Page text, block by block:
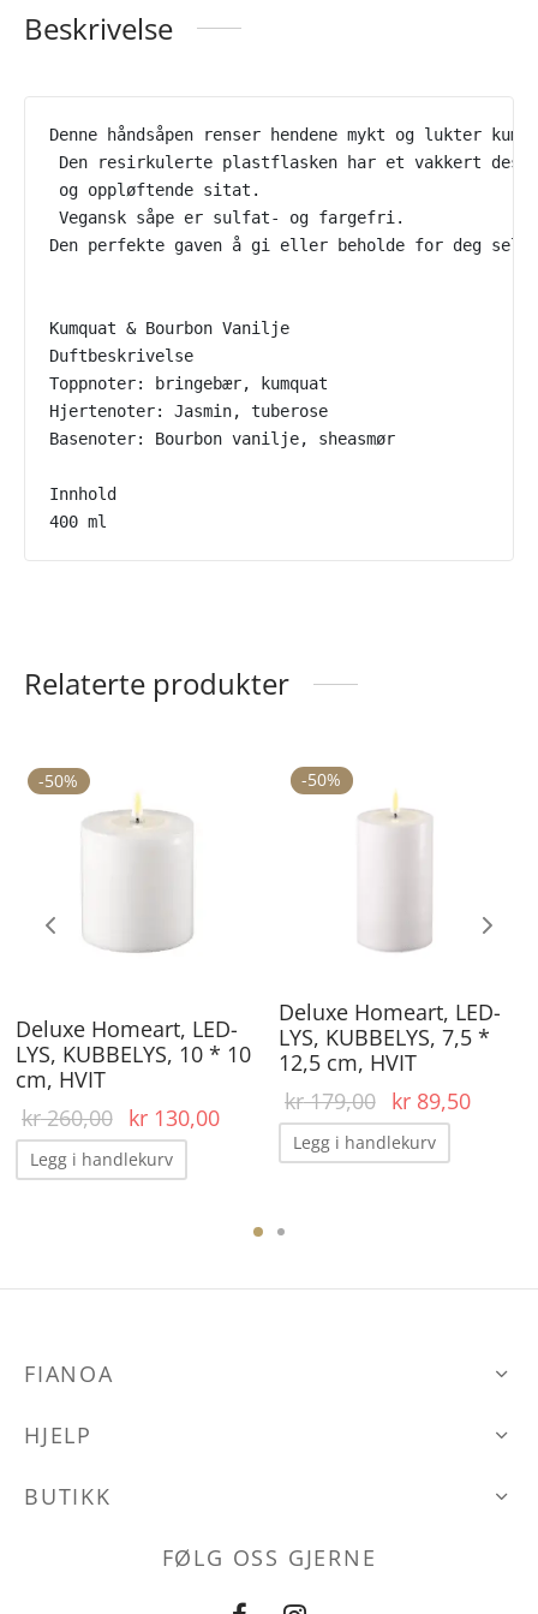
Beskrivelse
Denne håndsåpen renser hendene mykt og lukter
Den resirkulerte plastflasken har et vakkert
og oppløftende sitat.
Vegansk såpe er sulfat- og fargefri.
Den perfekte gaven å gi eller beholde for deg selv!
Kumquat & Bourbon Vanilje
Duftbeskrivelse
Toppnoter: bringebær, kumquat
Hjertenoter: Jasmin, tuberose
Basenoter: Bourbon vanilje, sheasmør
Innhold
400 ml
Relaterte produkter
-50%
Deluxe Homeart, LED-
LYS, KUBBELYS, 10 * 10
cm, HVIT
kr260,00
Opprinnelig
pris var:
kr 260,00.
kr130,00 Nåværende
Legg i handlekurv
-50%
Deluxe Homeart, LED-
LYS, KUBBELYS, 7,5 *
12,5 cm, HVIT
kr179,00
Opprinnelig
pris var:
kr 179,00.
kr89,50
Legg i handlekurv
FIANOA
HJELP
BUTIKK
FØLG OSS GJERNE